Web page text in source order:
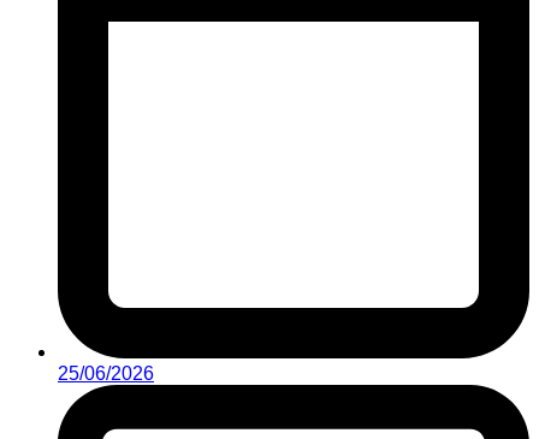
25/06/2026